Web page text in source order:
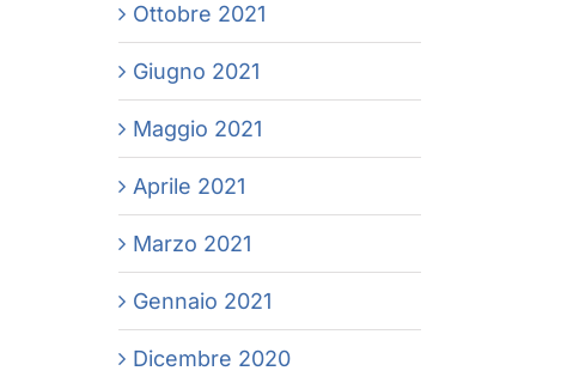
Ottobre 2021
Giugno 2021
Maggio 2021
Aprile 2021
Marzo 2021
Gennaio 2021
Dicembre 2020